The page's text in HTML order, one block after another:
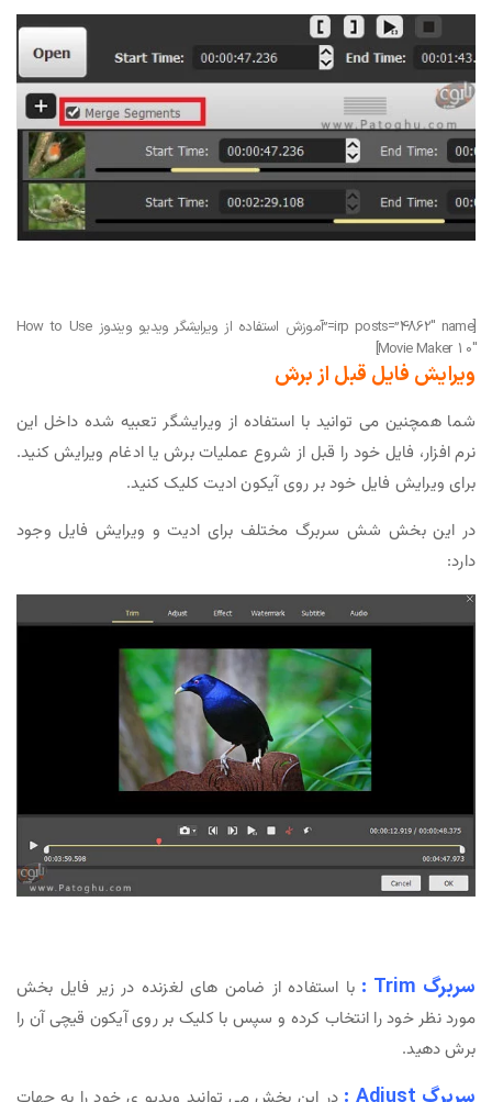
[irp posts=”4862″ name=”آموزش استفاده از ویرایشگر ویدیو ویندوز How to Use
Movie Maker 10″]
ویرایش فایل قبل از برش
شما همچنین می توانید با استفاده از ویرایشگر تعبیه شده داخل این
نرم افزار، فایل خود را قبل از شروع عملیات برش یا ادغام ویرایش کنید.
برای ویرایش فایل خود بر روی آیکون ادیت کلیک کنید.
در این بخش شش سربرگ مختلف برای ادیت و ویرایش فایل وجود
دارد:
سربرگ Trim :
با استفاده از ضامن های لغزنده در زیر فایل بخش
مورد نظر خود را انتخاب کرده و سپس با کلیک بر روی آیکون قیچی آن را
برش دهید.